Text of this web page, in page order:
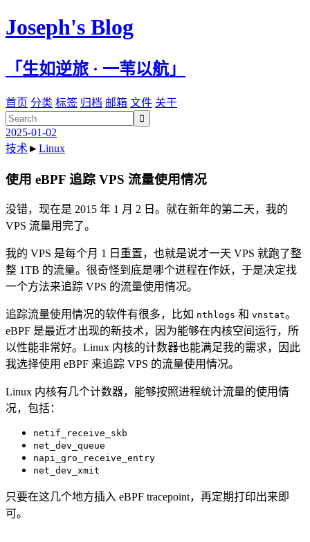
Joseph's Blog
「生如逆旅 · 一苇以航」
首页 分类 标签 归档 邮箱 文件 关于

2025-01-02
技术►Linux
使用 eBPF 追踪 VPS 流量使用情况
没错，现在是 2015 年 1 月 2 日。就在新年的第二天，我的
VPS 流量用完了。
我的 VPS 是每个月 1 日重置，也就是说才一天 VPS 就跑了整
整 1TB 的流量。很奇怪到底是哪个进程在作妖，于是决定找
一个方法来追踪 VPS 的流量使用情况。
追踪流量使用情况的软件有很多，比如 nthlogs 和 vnstat。
eBPF 是最近才出现的新技术，因为能够在内核空间运行，所
以性能非常好。Linux 内核的计数器也能满足我的需求，因此
我选择使用 eBPF 来追踪 VPS 的流量使用情况。
Linux 内核有几个计数器，能够按照进程统计流量的使用情
况，包括：
netif_receive_skb
net_dev_queue
napi_gro_receive_entry
net_dev_xmit
只要在这几个地方插入 eBPF tracepoint，再定期打印出来即
可。